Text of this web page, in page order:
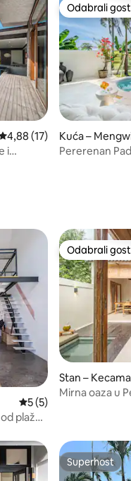
ocjena: 4,88/5,
4,88 (17)
i
Odabrali
Odabrali
Kuća –
Pererenan
Prosječna ocjena: 5/5,
5 (5)
plaže
Odabrali
Odabrali
Stan –
Mirna oaza u
Superhost
Superhost